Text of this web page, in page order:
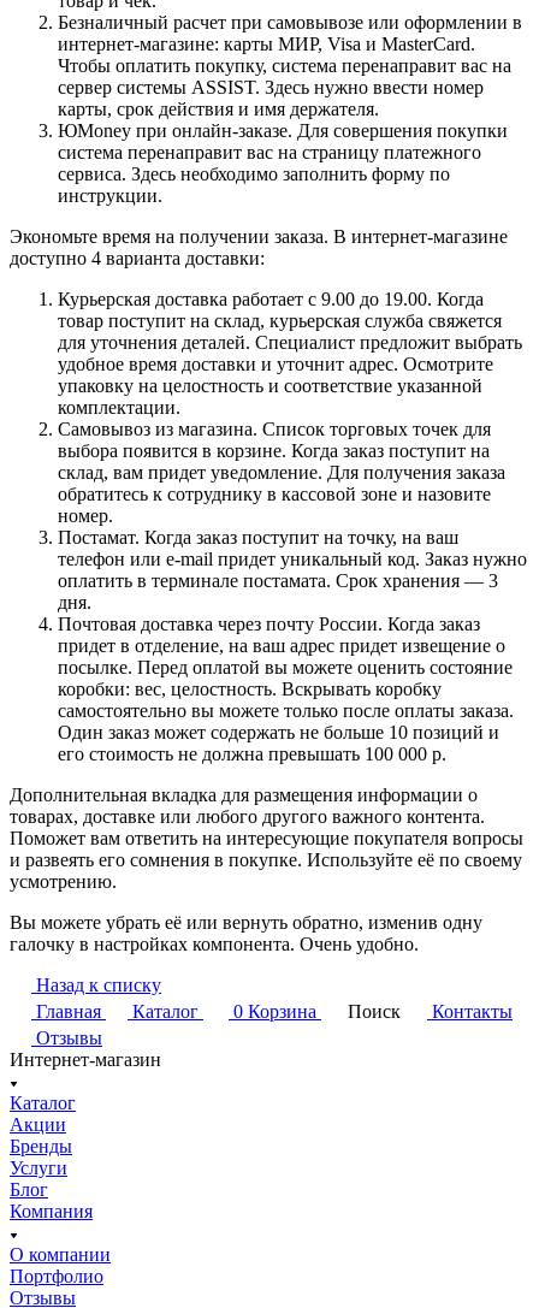
Безналичный расчет при самовывозе или оформлении в
интернет-магазине: карты МИР, Visa и MasterCard.
Чтобы оплатить покупку, система перенаправит вас на
сервер системы ASSIST. Здесь нужно ввести номер
карты, срок действия и имя держателя.
ЮMoney при онлайн-заказе. Для совершения покупки
система перенаправит вас на страницу платежного
сервиса. Здесь необходимо заполнить форму по
инструкции.
Экономьте время на получении заказа. В интернет-магазине
доступно 4 варианта доставки:
Курьерская доставка работает с 9.00 до 19.00. Когда
товар поступит на склад, курьерская служба свяжется
для уточнения деталей. Специалист предложит выбрать
удобное время доставки и уточнит адрес. Осмотрите
упаковку на целостность и соответствие указанной
комплектации.
Самовывоз из магазина. Список торговых точек для
выбора появится в корзине. Когда заказ поступит на
склад, вам придет уведомление. Для получения заказа
обратитесь к сотруднику в кассовой зоне и назовите
номер.
Постамат. Когда заказ поступит на точку, на ваш
телефон или e-mail придет уникальный код. Заказ нужно
оплатить в терминале постамата. Срок хранения — 3
дня.
Почтовая доставка через почту России. Когда заказ
придет в отделение, на ваш адрес придет извещение о
посылке. Перед оплатой вы можете оценить состояние
коробки: вес, целостность. Вскрывать коробку
самостоятельно вы можете только после оплаты заказа.
Один заказ может содержать не больше 10 позиций и
его стоимость не должна превышать 100 000 р.
Дополнительная вкладка для размещения информации о
товарах, доставке или любого другого важного контента.
Поможет вам ответить на интересующие покупателя вопросы
и развеять его сомнения в покупке. Используйте её по своему
усмотрению.
Вы можете убрать её или вернуть обратно, изменив одну
галочку в настройках компонента. Очень удобно.
Назад к списку
Главная
Каталог 0 Корзина Поиск
Контакты
Отзывы
Интернет-магазин
Каталог
Акции
Бренды
Услуги
Блог
Компания
О компании
Портфолио
Отзывы